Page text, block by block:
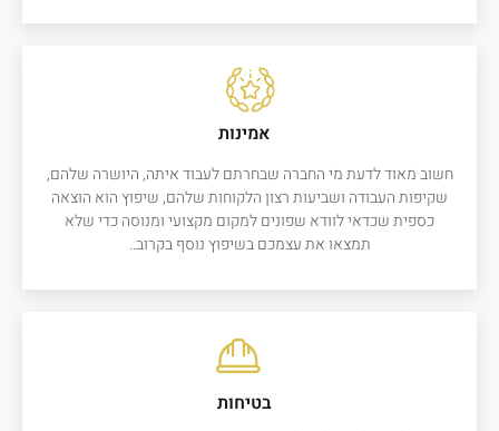
אמינות
חשוב מאוד לדעת מי החברה שבחרתם לעבוד איתה, היושרה שלהם,
שקיפות העבודה ושביעות רצון הלקוחות שלהם, שיפוץ הוא הוצאה
כספית שכדאי לוודא שפונים למקום מקצועי ומנוסה כדי שלא
תמצאו את עצמכם בשיפוץ נוסף בקרוב..
בטיחות